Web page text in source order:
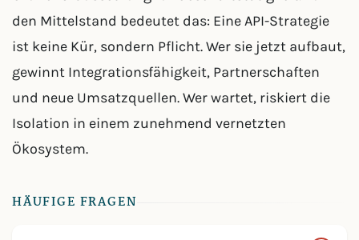
den Mittelstand bedeutet das: Eine API-Strategie
ist keine Kür, sondern Pflicht. Wer sie jetzt aufbaut,
gewinnt Integrationsfähigkeit, Partnerschaften
und neue Umsatzquellen. Wer wartet, riskiert die
Isolation in einem zunehmend vernetzten
Ökosystem.
HÄUFIGE FRAGEN